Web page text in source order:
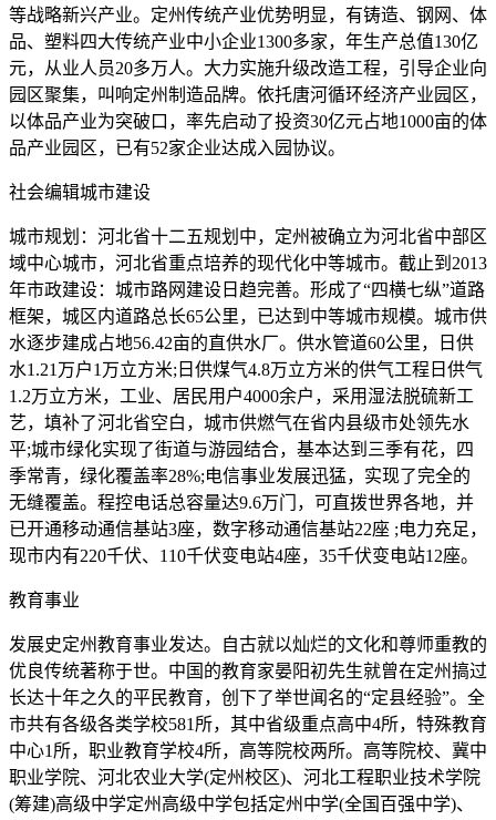
等战略新兴产业。定州传统产业优势明显，有铸造、钢网、体
品、塑料四大传统产业中小企业1300多家，年生产总值130亿
元，从业人员20多万人。大力实施升级改造工程，引导企业向
园区聚集，叫响定州制造品牌。依托唐河循环经济产业园区，
以体品产业为突破口，率先启动了投资30亿元占地1000亩的体
品产业园区，已有52家企业达成入园协议。
社会编辑城市建设
城市规划：河北省十二五规划中，定州被确立为河北省中部区
域中心城市，河北省重点培养的现代化中等城市。截止到2013
年市政建设：城市路网建设日趋完善。形成了“四横七纵”道路
框架，城区内道路总长65公里，已达到中等城市规模。城市供
水逐步建成占地56.42亩的直供水厂。供水管道60公里，日供
水1.21万户1万立方米;日供煤气4.8万立方米的供气工程日供气
1.2万立方米，工业、居民用户4000余户，采用湿法脱硫新工
艺，填补了河北省空白，城市供燃气在省内县级市处领先水
平;城市绿化实现了街道与游园结合，基本达到三季有花，四
季常青，绿化覆盖率28%;电信事业发展迅猛，实现了完全的
无缝覆盖。程控电话总容量达9.6万门，可直拨世界各地，并
已开通移动通信基站3座，数字移动通信基站22座 ;电力充足，
现市内有220千伏、110千伏变电站4座，35千伏变电站12座。
教育事业
发展史定州教育事业发达。自古就以灿烂的文化和尊师重教的
优良传统著称于世。中国的教育家晏阳初先生就曾在定州搞过
长达十年之久的平民教育，创下了举世闻名的“定县经验”。全
市共有各级各类学校581所，其中省级重点高中4所，特殊教育
中心1所，职业教育学校4所，高等院校两所。高等院校、冀中
职业学院、河北农业大学(定州校区)、河北工程职业技术学院
(筹建)高级中学定州高级中学包括定州中学(全国百强中学)、